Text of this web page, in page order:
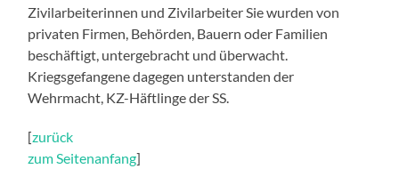
Zivilarbeiterinnen und Zivilarbeiter Sie wurden von
privaten Firmen, Behörden, Bauern oder Familien
beschäftigt, untergebracht und überwacht.
Kriegsgefangene dagegen unterstanden der
Wehrmacht, KZ-Häftlinge der SS.
[zurück
zum Seitenanfang]